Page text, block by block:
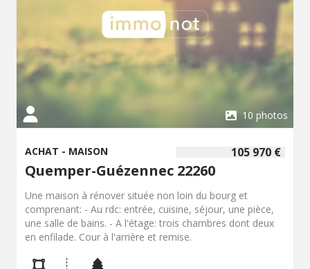
10 photos
105 970 €
ACHAT - MAISON
Quemper-Guézennec 22260
Une maison à rénover située non loin du bourg et
comprenant: - Au rdc: entrée, cuisine, séjour, une pièce,
une salle de bains. - A l'étage: trois chambres dont deux
en enfilade. Cour à l'arrière et remise.